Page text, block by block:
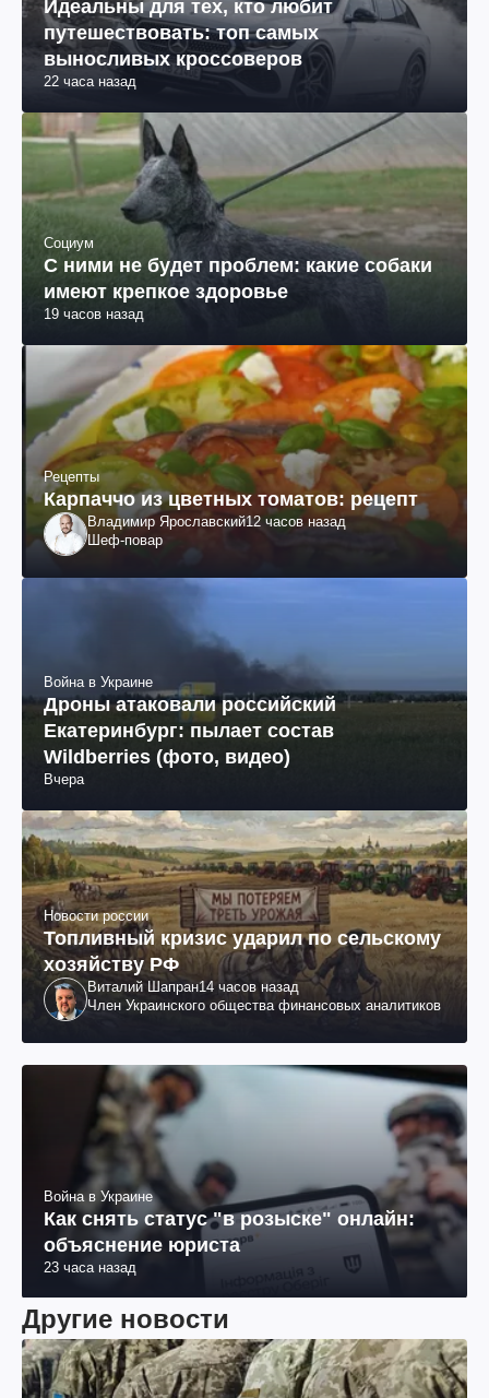
Идеальны для тех, кто любит
путешествовать: топ самых
выносливых кроссоверов
22 часа назад
Социум
С ними не будет проблем: какие собаки
имеют крепкое здоровье
19 часов назад
Рецепты
Карпаччо из цветных томатов: рецепт
Владимир Ярославский12 часов назад
Шеф-повар
Война в Украине
Дроны атаковали российский
Екатеринбург: пылает состав
Wildberries (фото, видео)
Вчера
Новости россии
Топливный кризис ударил по сельскому
хозяйству РФ
Виталий Шапран14 часов назад
Член Украинского общества финансовых аналитиков
Война в Украине
Как снять статус "в розыске" онлайн:
объяснение юриста
23 часа назад
Другие новости